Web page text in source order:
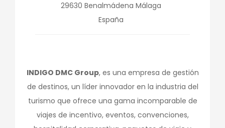
29630 Benalmádena Málaga
España
INDIGO DMC Group, es una empresa de gestión
de destinos, un líder innovador en la industria del
turismo que ofrece una gama incomparable de
viajes de incentivo, eventos, convenciones,